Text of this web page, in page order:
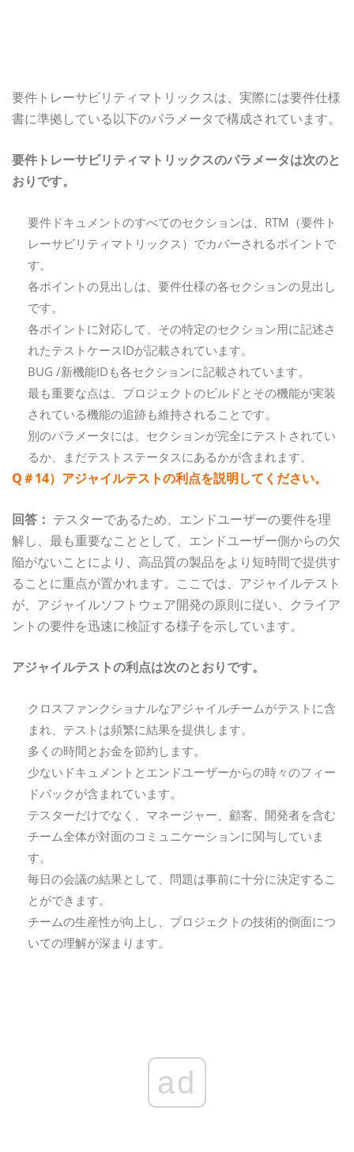
要件トレーサビリティマトリックスは、実際には要件仕様
書に準拠している以下のパラメータで構成されています。
要件トレーサビリティマトリックスのパラメータは次のと
おりです。
要件ドキュメントのすべてのセクションは、RTM（要件ト
レーサビリティマトリックス）でカバーされるポイントで
す。
各ポイントの見出しは、要件仕様の各セクションの見出し
です。
各ポイントに対応して、その特定のセクション用に記述さ
れたテストケースIDが記載されています。
BUG /新機能IDも各セクションに記載されています。
最も重要な点は、プロジェクトのビルドとその機能が実装
されている機能の追跡も維持されることです。
別のパラメータには、セクションが完全にテストされてい
るか、まだテストステータスにあるかが含まれます。
Q＃14）アジャイルテストの利点を説明してください。
回答： テスターであるため、エンドユーザーの要件を理
解し、最も重要なこととして、エンドユーザー側からの欠
陥がないことにより、高品質の製品をより短時間で提供す
ることに重点が置かれます。ここでは、アジャイルテスト
が、アジャイルソフトウェア開発の原則に従い、クライア
ントの要件を迅速に検証する様子を示しています。
アジャイルテストの利点は次のとおりです。
クロスファンクショナルなアジャイルチームがテストに含
まれ、テストは頻繁に結果を提供します。
多くの時間とお金を節約します。
少ないドキュメントとエンドユーザーからの時々のフィー
ドバックが含まれています。
テスターだけでなく、マネージャー、顧客、開発者を含む
チーム全体が対面のコミュニケーションに関与していま
す。
毎日の会議の結果として、問題は事前に十分に決定するこ
とができます。
チームの生産性が向上し、プロジェクトの技術的側面につ
いての理解が深まります。
ad